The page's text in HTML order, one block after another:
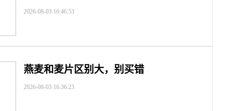
2026-08-03 16:46:53
燕麦和麦片区别大，别买错
2026-08-03 16:36:23